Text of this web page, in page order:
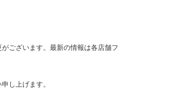
ございます。最新の情報は各店舗フ
し上げます。